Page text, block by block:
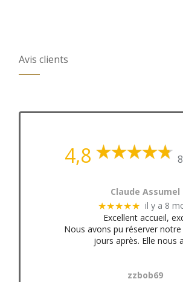
Avis clients
4,8
Claude Assumel
★★★★★ il y a 8
Excellent accueil,
Nous avons pu réserver
jours après. Elle nous
zzbob69